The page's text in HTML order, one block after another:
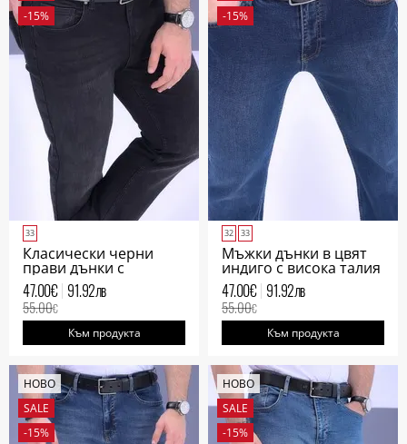
-15%
33
Класически черни
прави дънки с
протрит ефект
47.00€ 91.92лв
55.00€
Към продукта
-15%
32 33
Мъжки дънки в цвят
индиго с висока талия
класическа кройка
47.00€ 91.92лв
55.00€
Към продукта
НОВО
SALE
-15%
НОВО
SALE
-15%